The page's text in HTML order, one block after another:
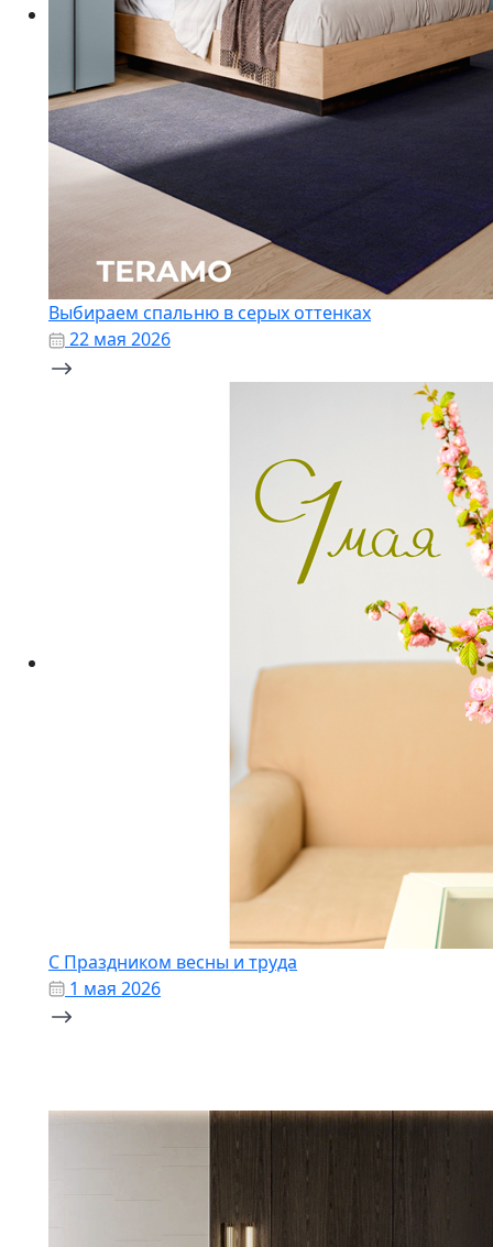
Выбираем спальню в серых оттенках
22 мая 2026
С Праздником весны и труда
1 мая 2026